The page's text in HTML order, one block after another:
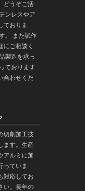
どうぞご活
ンレスやア
ておりま
。 また試作
にご相談く
製造を承っ
ております
合わせくだ
切削加工技
ます。生産
アルミに加
っていま
対応してお
い。長年の